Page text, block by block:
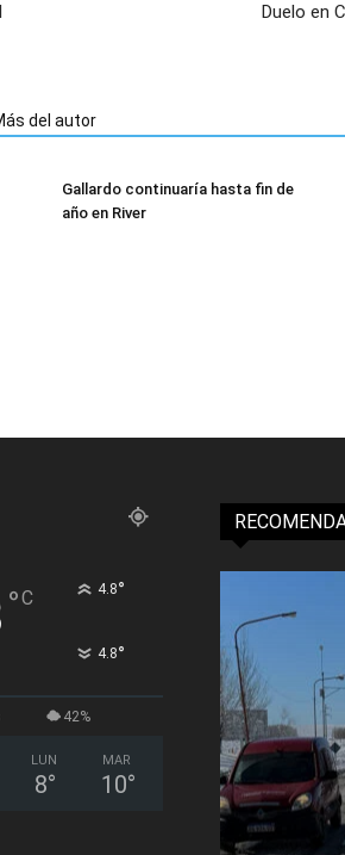
Duelo en
del autor
Gallardo continuaría hasta fin de
año en River
°C 4.8°
4.8°
42%
LUN
8°
MAR
10°